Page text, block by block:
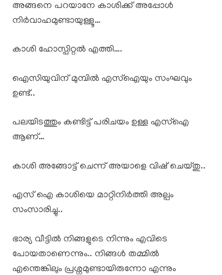
അങ്ങനെ പറയാനേ കാശിക്ക് അപ്പോൾ
നിർവാഹമുണ്ടായുള്ളൂ…
കാശി ഹോസ്പിറ്റൽ എത്തി….
ഐസിയുവിന് മുമ്പിൽ എസ്ഐയും സംഘവും
ഉണ്ട്..
പലയിടത്തും കണ്ടിട്ട് പരിചയം ഉള്ള എസ്ഐ
ആണ്…
കാശി അങ്ങോട്ട് ചെന്ന് അയാളെ വിഷ് ചെയ്തു..
എസ് ഐ കാശിയെ മാറ്റിനിർത്തി അല്പം
സംസാരിച്ചു..
ഭാര്യ വീട്ടിൽ നിങ്ങളുടെ നിന്നും എവിടെ
പോയതാണെന്നും.. നിങ്ങൾ തമ്മിൽ
എന്തെങ്കിലും പ്രശ്നമുണ്ടായിരുന്നോ എന്നും